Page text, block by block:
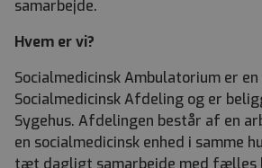
samarbejde.
Hvem er vi?
Socialmedicinsk Ambulatorium er
Socialmedicinsk Afdeling og er
Sygehus. Afdelingen består af en
en socialmedicinsk enhed i samme
tæt dagligt samarbejde med fælles